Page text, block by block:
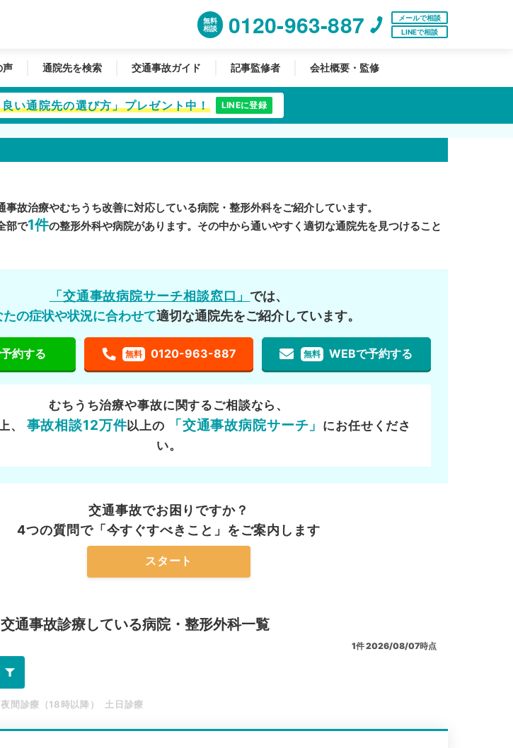
無料
相談
0120-963-887
メールで相談
LINEで相談
声 通院先を検索 交通事故ガイド 記事監修者 会社概要・監修
い通院先の選び方」プレゼント中！ LINEに登録
事故治療やむちうち改善に対応している病院・整形外科をご紹介しています。
部で1件の整形外科や病院があります。その中から通いやすく適切な通院先を見つけること
「交通事故病院サーチ相談窓口」 では、
たの症状や状況に合わせて適切な通院先をご紹介しています。
約する 無料 0120-963-887 無料 WEBで予約する
むちうち治療や事故に関するご相談なら、
、 事故相談12万件以上の 「交通事故病院サーチ」 にお任せくださ
い。
交通事故でお困りですか？
4つの質問で「今すぐすべきこと」をご案内します
スタート
交通事故診療している病院・整形外科一覧
1件2026/08/07時点
夜間診療（18時以降） 土日診療